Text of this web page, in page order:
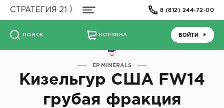
8 (812) 244-72-00
ПОИСК КОРЗИНА ВОЙТИ
EP MINERALS
Кизельгур США FW14
грубая фракция